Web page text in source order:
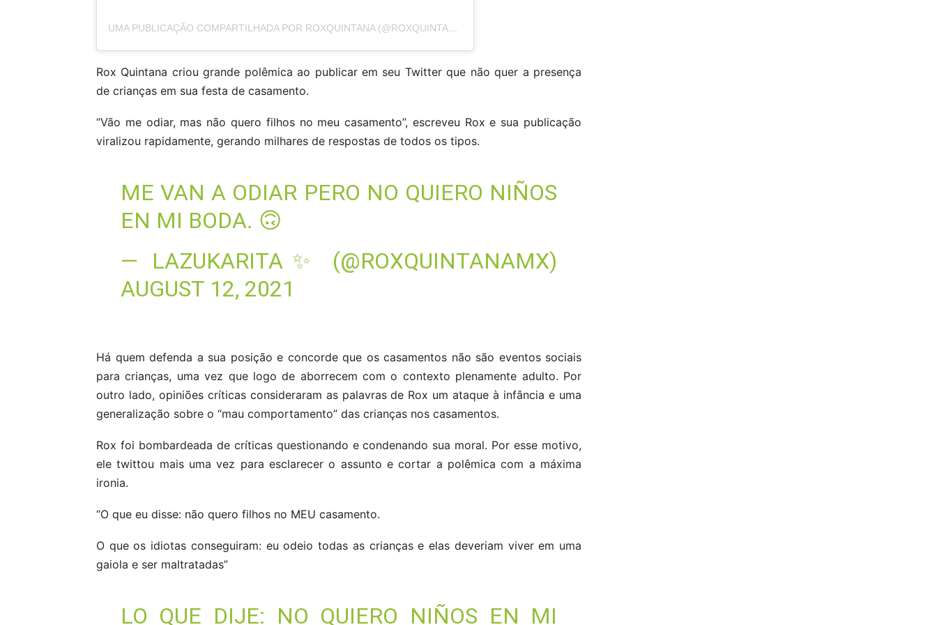
UMA PUBLICAÇÃO COMPARTILHADA POR ROXQUINTANA (@ROXQUINTANAMX)
Rox Quintana criou grande polêmica ao publicar em seu Twitter que não quer a presença
de crianças em sua festa de casamento.
“Vão me odiar, mas não quero filhos no meu casamento”, escreveu Rox e sua publicação
viralizou rapidamente, gerando milhares de respostas de todos os tipos.
ME VAN A ODIAR PERO NO QUIERO NIÑOS
EN MI BODA. 🙃
— LAZUKARITA✨ (@ROXQUINTANAMX)
AUGUST 12, 2021
Há quem defenda a sua posição e concorde que os casamentos não são eventos sociais
para crianças, uma vez que logo de aborrecem com o contexto plenamente adulto. Por
outro lado, opiniões críticas consideraram as palavras de Rox um ataque à infância e uma
generalização sobre o “mau comportamento” das crianças nos casamentos.
Rox foi bombardeada de críticas questionando e condenando sua moral. Por esse motivo,
ele twittou mais uma vez para esclarecer o assunto e cortar a polêmica com a máxima
ironia.
“O que eu disse: não quero filhos no MEU casamento.
O que os idiotas conseguiram: eu odeio todas as crianças e elas deveriam viver em uma
gaiola e ser maltratadas”
LO QUE DIJE: NO QUIERO NIÑOS EN MI